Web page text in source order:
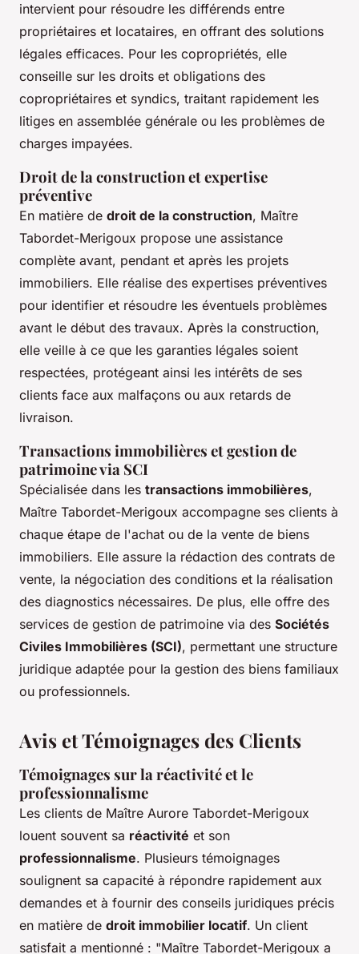
intervient pour résoudre les différends entre
propriétaires et locataires, en offrant des solutions
légales efficaces. Pour les copropriétés, elle
conseille sur les droits et obligations des
copropriétaires et syndics, traitant rapidement les
litiges en assemblée générale ou les problèmes de
charges impayées.
Droit de la construction et expertise
préventive
En matière de droit de la construction, Maître
Tabordet-Merigoux propose une assistance
complète avant, pendant et après les projets
immobiliers. Elle réalise des expertises préventives
pour identifier et résoudre les éventuels problèmes
avant le début des travaux. Après la construction,
elle veille à ce que les garanties légales soient
respectées, protégeant ainsi les intérêts de ses
clients face aux malfaçons ou aux retards de
livraison.
Transactions immobilières et gestion de
patrimoine via SCI
Spécialisée dans les transactions immobilières,
Maître Tabordet-Merigoux accompagne ses clients à
chaque étape de l'achat ou de la vente de biens
immobiliers. Elle assure la rédaction des contrats de
vente, la négociation des conditions et la réalisation
des diagnostics nécessaires. De plus, elle offre des
services de gestion de patrimoine via des Sociétés
Civiles Immobilières (SCI), permettant une structure
juridique adaptée pour la gestion des biens familiaux
ou professionnels.
Avis et Témoignages des Clients
Témoignages sur la réactivité et le
professionnalisme
Les clients de Maître Aurore Tabordet-Merigoux
louent souvent sa réactivité et son
professionnalisme. Plusieurs témoignages
soulignent sa capacité à répondre rapidement aux
demandes et à fournir des conseils juridiques précis
en matière de droit immobilier locatif. Un client
satisfait a mentionné : "Maître Tabordet-Merigoux a